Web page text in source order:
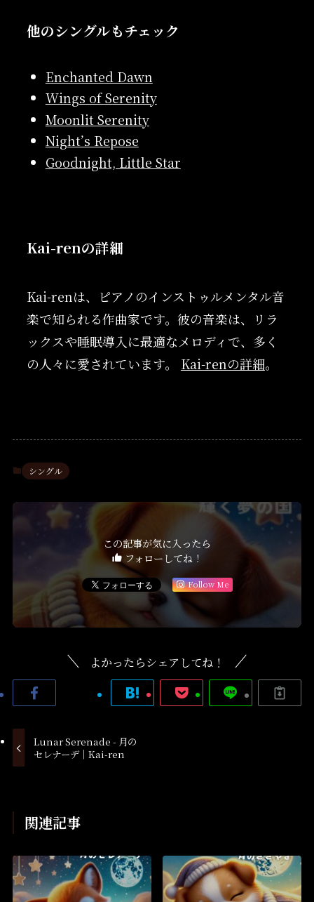
他のシングルもチェック
Enchanted Dawn
Wings of Serenity
Moonlit Serenity
Night’s Repose
Goodnight, Little Star
Kai-renの詳細
Kai-renは、ピアノのインストゥルメンタル音
楽で知られる作曲家です。彼の音楽は、リラ
ックスや睡眠導入に最適なメロディで、多く
の人々に愛されています。 Kai-renの詳細。
シングル
この記事が気に入ったら
フォローしてね！
Follow Me
よかったらシェアしてね！
Lunar Serenade - 月の
セレナーデ│Kai-ren
関連記事